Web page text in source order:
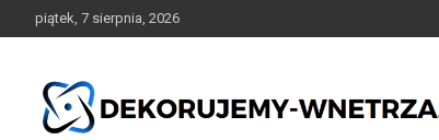
to
piątek, 7 sierpnia, 2026